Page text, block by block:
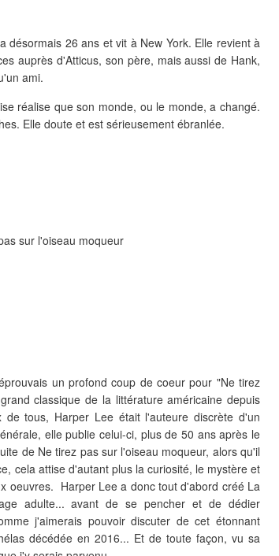
désormais 26 ans et vit à New York. Elle revient à
auprès d'Atticus, son père, mais aussi de Hank,
ami.
réalise que son monde, ou le monde, a changé.
Elle doute et est sérieusement ébranlée.
sur l'oiseau moqueur
un profond coup de coeur pour "Ne tirez
classique de la littérature américaine depuis
tous, Harper Lee était l'auteure discrète d'un
elle publie celui-ci, plus de 50 ans après le
de Ne tirez pas sur l'oiseau moqueur, alors qu'il
cela attise d'autant plus la curiosité, le mystère et
oeuvres. Harper Lee a donc tout d'abord créé La
adulte... avant de se pencher et de dédier
j'aimerais pouvoir discuter de cet étonnant
décédée en 2016... Et de toute façon, vu sa